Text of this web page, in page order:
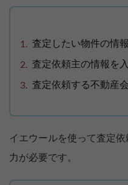
査定したい物件の情
査定依頼主の情報を
査定依頼する不動産
イエウールを使って査定
力が必要です。